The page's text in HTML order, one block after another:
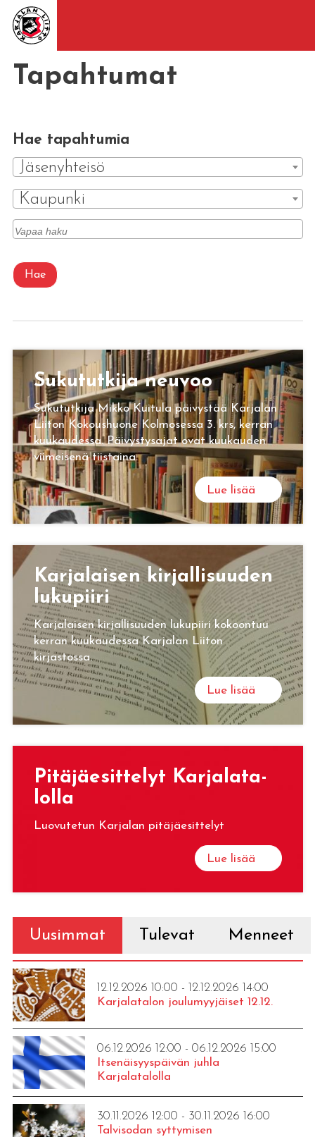
Tapahtumat
Hae tapahtumia
Jäsenyhteisö
Kaupunki
Hae
Su­ku­tut­ki­ja neu­voo
Sukututkija Mikko Kuitula päivystää Karjalan
Liiton Kokoushuone Kolmosessa 3. krs, kerran
kuukaudessa. Päivystysajat ovat kuukauden
viimeisenä tiistaina.
Lue lisää
Kar­ja­lai­sen kir­jal­li­suu­den
lu­ku­pii­ri
Karjalaisen kirjallisuuden lukupiiri kokoontuu
kerran kuukaudessa Karjalan Liiton
kirjastossa.
Lue lisää
Pi­tä­jäe­sit­te­lyt Kar­ja­la­ta­
lol­la
Luovutetun Karjalan pitäjäesittelyt
Lue lisää
Uusimmat Tulevat Menneet
12.12.2026 10:00 - 12.12.2026 14:00
Karjalatalon joulumyyjäiset 12.12.
06.12.2026 12:00 - 06.12.2026 15:00
Itsenäisyyspäivän juhla
Karjalatalolla
30.11.2026 12:00 - 30.11.2026 16:00
Talvisodan syttymisen